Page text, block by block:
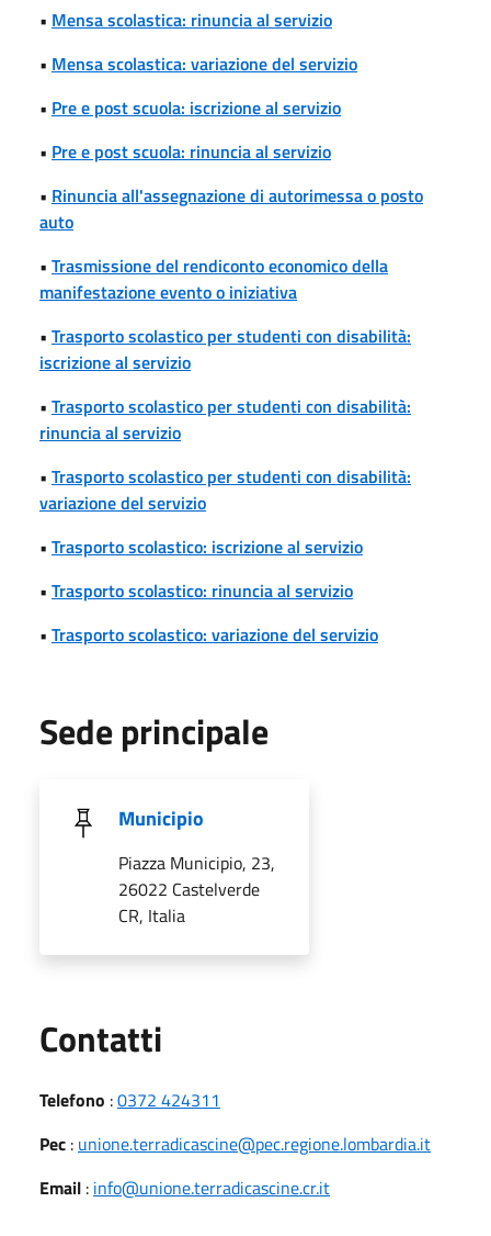
• Mensa scolastica: rinuncia al servizio
• Mensa scolastica: variazione del servizio
• Pre e post scuola: iscrizione al servizio
• Pre e post scuola: rinuncia al servizio
• Rinuncia all'assegnazione di autorimessa o posto
auto
• Trasmissione del rendiconto economico della
manifestazione evento o iniziativa
• Trasporto scolastico per studenti con disabilità:
iscrizione al servizio
• Trasporto scolastico per studenti con disabilità:
rinuncia al servizio
• Trasporto scolastico per studenti con disabilità:
variazione del servizio
• Trasporto scolastico: iscrizione al servizio
• Trasporto scolastico: rinuncia al servizio
• Trasporto scolastico: variazione del servizio
Sede principale
Municipio
Piazza Municipio, 23,
26022 Castelverde
CR, Italia
Contatti
Telefono :0372 424311
Pec : unione.terradicascine@pec.regione.lombardia.it
Email : info@unione.terradicascine.cr.it